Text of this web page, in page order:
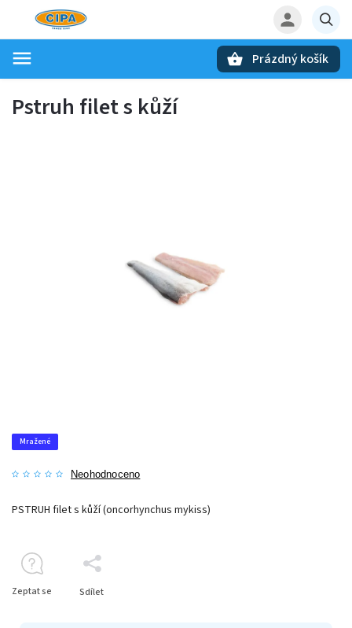
Prázdný košík
Pstruh filet s kůží
Mražené
Neohodnoceno
PSTRUH filet s kůží (oncorhynchus mykiss)
Zeptat se Sdílet